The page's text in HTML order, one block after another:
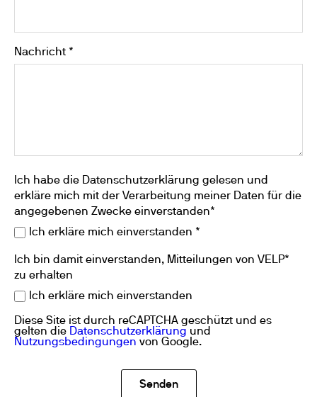
Nachricht *
Ich habe die Datenschutzerklärung gelesen und
erkläre mich mit der Verarbeitung meiner Daten für die
angegebenen Zwecke einverstanden*
Ich erkläre mich einverstanden *
Ich bin damit einverstanden, Mitteilungen von VELP*
zu erhalten
Ich erkläre mich einverstanden
Diese Site ist durch reCAPTCHA geschützt und es
gelten die Datenschutzerklärung und
Nutzungsbedingungen von Google.